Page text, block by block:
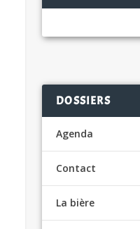
DOSSIERS
Agenda
Contact
La bière